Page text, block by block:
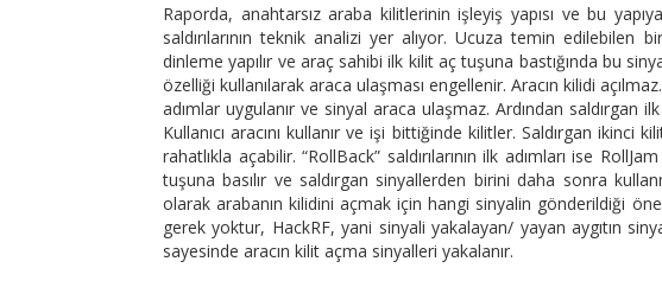
Raporda, anahtarsız araba kilitlerinin işleyiş yapısı ve bu
saldırılarının teknik analizi yer alıyor. Ucuza temin edilebilen
dinleme yapılır ve araç sahibi ilk kilit aç tuşuna bastığında bu
özelliği kullanılarak araca ulaşması engellenir. Aracın kilidi
adımlar uygulanır ve sinyal araca ulaşmaz. Ardından saldırgan
Kullanıcı aracını kullanır ve işi bittiğinde kilitler. Saldırgan
rahatlıkla açabilir. “RollBack” saldırılarının ilk adımları ise
tuşuna basılır ve saldırgan sinyallerden birini daha sonra
olarak arabanın kilidini açmak için hangi sinyalin gönderildiği
gerek yoktur, HackRF, yani sinyali yakalayan/ yayan aygıtın
sayesinde aracın kilit açma sinyalleri yakalanır.